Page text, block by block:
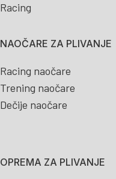
Racing
NAOČARE ZA PLIVANJE
Racing naočare
Trening naočare
Dečije naočare
OPREMA ZA PLIVANJE